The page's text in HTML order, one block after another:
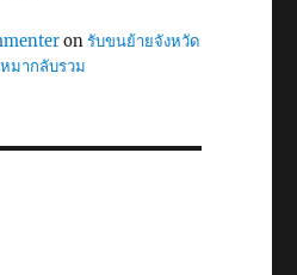
onรับขนย้ายจังหวัด
มากลับรวม